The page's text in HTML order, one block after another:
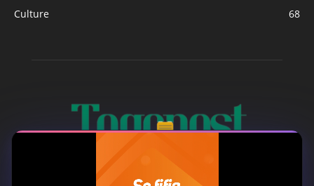
Culture
68